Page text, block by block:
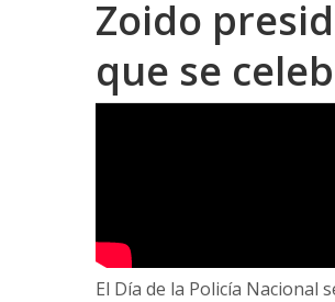
Zoido
que se
El Día de la Policía Nacional